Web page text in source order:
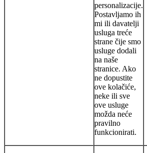
personalizacije.
Postavljamo ih
mi ili davatelji
usluga treće
strane čije smo
usluge dodali
na naše
stranice. Ako
ne dopustite
ove kolačiće,
neke ili sve
ove usluge
možda neće
pravilno
funkcionirati.